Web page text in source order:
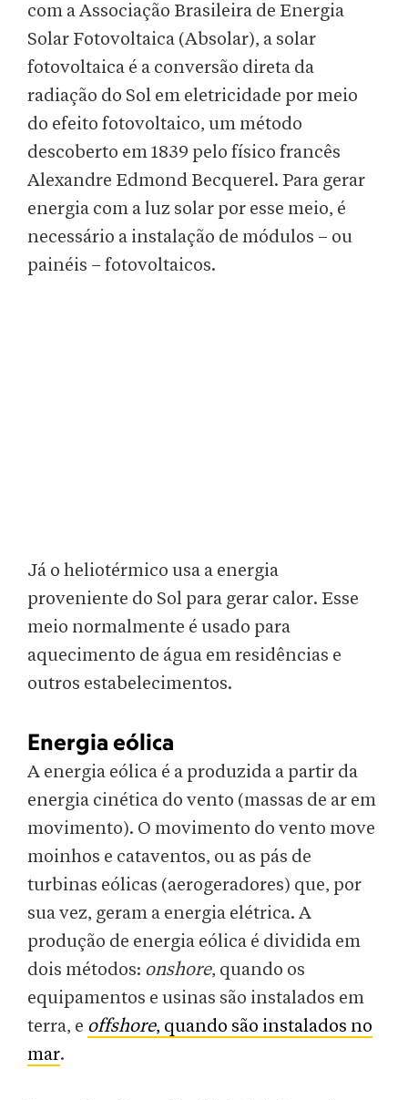
com a Associação Brasileira de Energia
Solar Fotovoltaica (Absolar), a solar
fotovoltaica é a conversão direta da
radiação do Sol em eletricidade por meio
do efeito fotovoltaico, um método
descoberto em 1839 pelo físico francês
Alexandre Edmond Becquerel. Para gerar
energia com a luz solar por esse meio, é
necessário a instalação de módulos – ou
painéis – fotovoltaicos.
Já o heliotérmico usa a energia
proveniente do Sol para gerar calor. Esse
meio normalmente é usado para
aquecimento de água em residências e
outros estabelecimentos.
Energia eólica
A energia eólica é a produzida a partir da
energia cinética do vento (massas de ar em
movimento). O movimento do vento move
moinhos e cataventos, ou as pás de
turbinas eólicas (aerogeradores) que, por
sua vez, geram a energia elétrica. A
produção de energia eólica é dividida em
dois métodos: onshore, quando os
equipamentos e usinas são instalados em
terra, e offshore, quando são instalados no
mar.